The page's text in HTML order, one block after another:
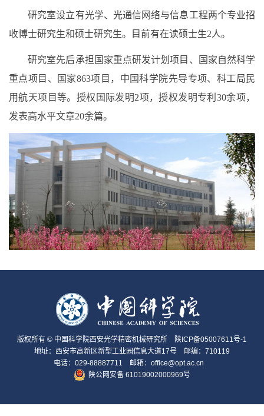
研究室设立有光学、光通信网络与信息工程两个专业招
收博士研究生和硕士研究生。目前有在读硕士生2人。
研究室先后承担国家重点研发计划项目、国家自然科学
重点项目、国家863项目，中国科学院先导专项、科工局民
用航天项目等。授权国际发明2项，授权发明专利30余项，
发表高水平文章20余篇。
版权所有 © 中国科学院西安光学精密机械研究所
陕ICP备05007611号-1
地址：西安市高新区新型工业园信息大道17号 邮编：710119
电话：029-88887711 邮箱：office@opt.ac.cn
陕公网安备 61019002000969号